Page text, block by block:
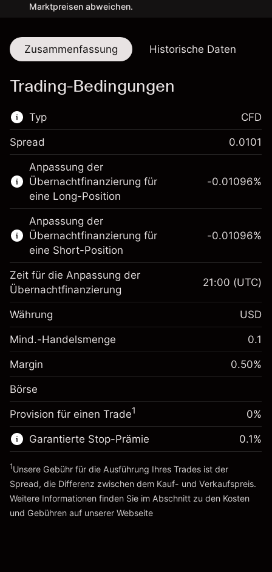
Marktpreisen abweichen.
Zusammenfassung Historische Daten
Trading-Bedingungen
Typ
Dieser Finanzmarkt steht für das CFD-
Trading zur Verfügung.
Erfahren Sie mehr über:
CFDs
CFD
Spread 0.0101
Anpassung der
Übernachtfinanzierung für
eine Long-Position
Margin. Ihre Investition
$1,000.00
Anpassung der
Übernachtfinanzierung
fremdfinanzierten
(-$21.92)
Positionsgröße mit Hebelwirkung
~$200,000.00
Geld aus Hebelwirkung ~ $
-0.01096%
Anpassung der
Übernachtfinanzierung für
eine Short-Position
Margin. Ihre Investition
$1,000.00
Anpassung der
Gebühren aus
fremdfinanzierten
Positionswert
%
(-$21.92)
Positionsgröße mit Hebelwirkung
Geld aus Hebelwirkung ~ $$199,000.00
Zur Plattform
-0.01096%
Zeit für die Anpassung der
Übernachtfinanzierung
21:00 (UTC)
Währung USD
Mind.-Handelsmenge 0.1
Margin 0.50%
Börse
Provision für einen Trade1 0%
Garantierte Stop-Prämie 0.1%
1Unsere Gebühr für die Ausführung Ihres Trades ist der
Spread, die Differenz zwischen dem Kauf- und Verkaufspreis.
Weitere Informationen finden Sie im Abschnitt zu den Kosten
und Gebühren auf unserer Webseite